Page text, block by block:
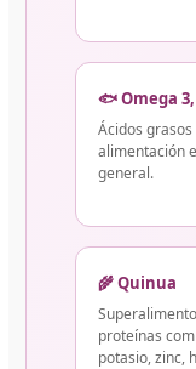
🐟 Omega 3,
Ácidos
alimentación
general.
🌾 Quinua
proteínas
potasio, zinc,